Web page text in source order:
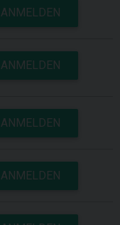
ANMELDEN
ANMELDEN
ANMELDEN
ANMELDEN